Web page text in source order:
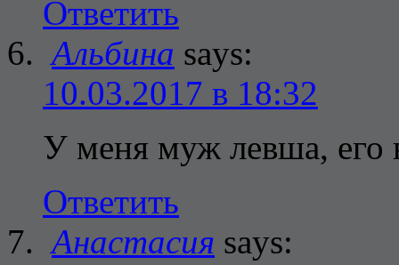
Ответить
Альбина says:
10.03.2017 в 18:32
У меня муж левша, его
Ответить
Анастасия says: